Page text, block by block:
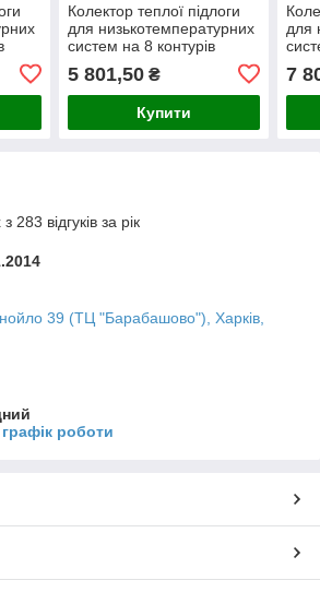
Колектор теплої підлоги
для низькотемпературних
систем на 8 контурів
5 801,50₴
Купити
для
7
283 відгуків за рік
39 (ТЦ "Барабашово"), Харків,
роботи